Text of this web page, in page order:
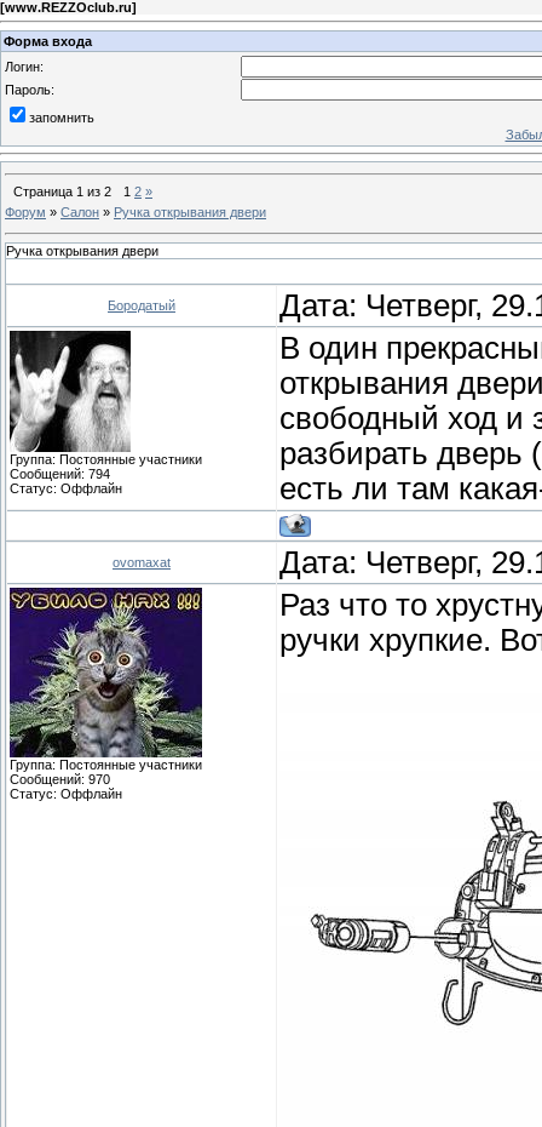
[www.REZZOclub.ru]
Форма входа
Логин:
Пароль:
запомнить
Страница 1 из 2 1 2 »
Форум » Салон » Ручка открывания двери
Ручка открывания двери
Бородатый Дата: Четверг,
Группа: Постоянные участники
Сообщений: 794
Статус: Оффлайн
В один
открывания
свободный ход и
разбирать дверь
есть ли там
ovomaxat Дата: Четверг,
Группа: Постоянные участники
Сообщений: 970
Статус: Оффлайн
Раз что то
ручки хрупкие.